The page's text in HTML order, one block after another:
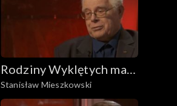
Rodziny Wyklętych mają
głos
Stanisław Mieszkowski